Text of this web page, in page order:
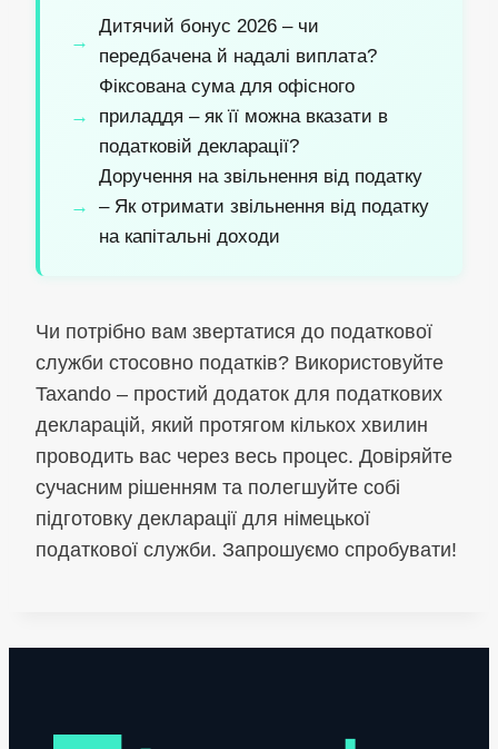
Дитячий бонус 2026 – чи
передбачена й надалі виплата?
Фіксована сума для офісного
приладдя – як її можна вказати в
податковій декларації?
Доручення на звільнення від податку
– Як отримати звільнення від податку
на капітальні доходи
Чи потрібно вам звертатися до податкової
служби стосовно податків? Використовуйте
Taxando – простий додаток для податкових
декларацій, який протягом кількох хвилин
проводить вас через весь процес. Довіряйте
сучасним рішенням та полегшуйте собі
підготовку декларації для німецької
податкової служби. Запрошуємо спробувати!